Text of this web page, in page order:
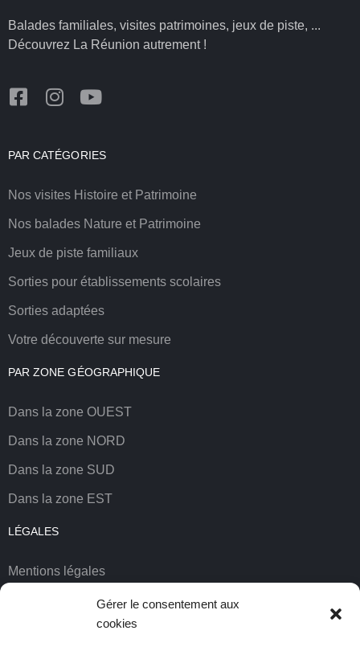
Gérer le consentement aux
cookies
Balades familiales, visites patrimoines, jeux de piste, ...
Découvrez La Réunion autrement !
PAR CATÉGORIES
Nos visites Histoire et Patrimoine
Nos balades Nature et Patrimoine
Jeux de piste familiaux
Sorties pour établissements scolaires
Sorties adaptées
Votre découverte sur mesure
PAR ZONE GÉOGRAPHIQUE
Dans la zone OUEST
Dans la zone NORD
Dans la zone SUD
Dans la zone EST
LÉGALES
Mentions légales